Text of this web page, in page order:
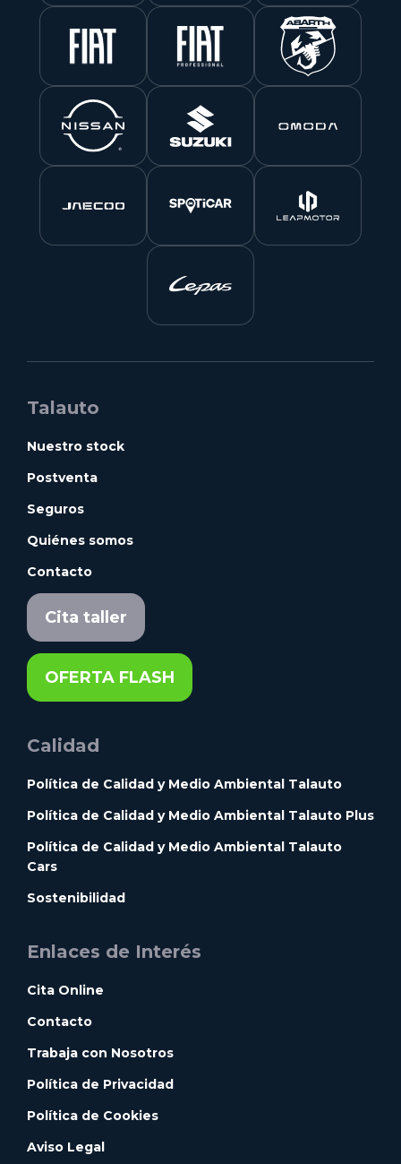
Talauto
Nuestro stock
Postventa
Seguros
Quiénes somos
Contacto
Cita taller
OFERTA FLASH
Calidad
Política de Calidad y Medio Ambiental Talauto
Política de Calidad y Medio Ambiental Talauto Plus
Política de Calidad y Medio Ambiental Talauto
Cars
Sostenibilidad
Enlaces de Interés
Cita Online
Contacto
Trabaja con Nosotros
Política de Privacidad
Política de Cookies
Aviso Legal